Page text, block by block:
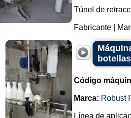
Túnel de
Fabricante |
botellas
Código
Marca: Robust
Línea de